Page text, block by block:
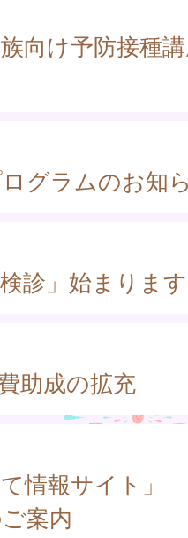
向け予防接種
グラムのお知
診」始まりま
助成の拡充
情報サイト」
案内